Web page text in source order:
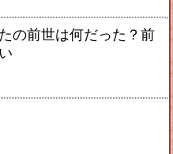
の前世は何だった？前